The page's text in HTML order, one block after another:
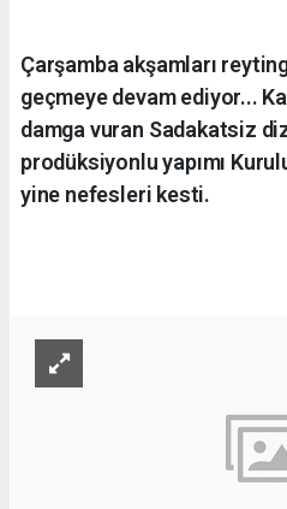
Çarşamba akşamları reyting
geçmeye devam ediyor...
damga vuran Sadakatsiz
prodüksiyonlu yapımı
yine nefesleri kesti.